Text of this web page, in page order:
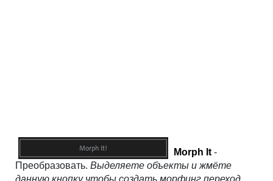
Morph It -
Преобразовать. Выделяете объекты и жмёте
данную кнопку чтобы создать морфинг переход.